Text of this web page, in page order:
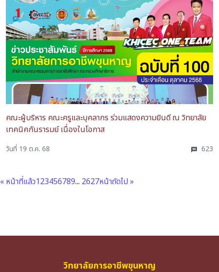
คณะผู้บริหาร คณะครูและบุคลากร ร่วมแสดงความยินดี ณ วิทยาลัย
เทคนิคกันรารมย์ เนื่องในโอกาส
วันที่ 19 ต.ค. 68 623
« หน้าที่แล้ว123456789... 2627หน้าถัดไป »
วิทยาลัยการอาชีพขุนหาญ